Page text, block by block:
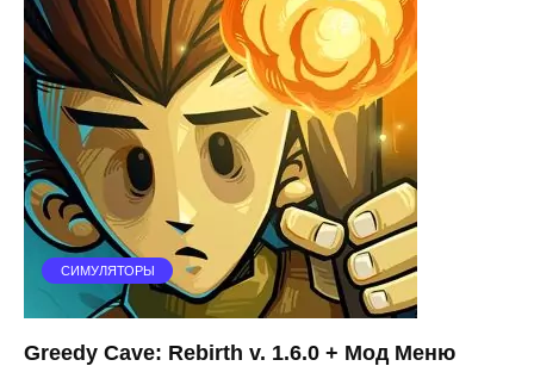
СИМУЛЯТОРЫ
Greedy Cave: Rebirth v. 1.6.0 + Мод Меню